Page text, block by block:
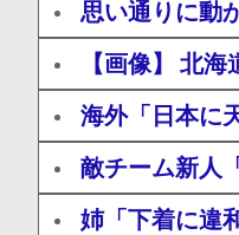
思い通りに動
【画像】 北
海外「日本に
敵チーム新人
姉「下着に違